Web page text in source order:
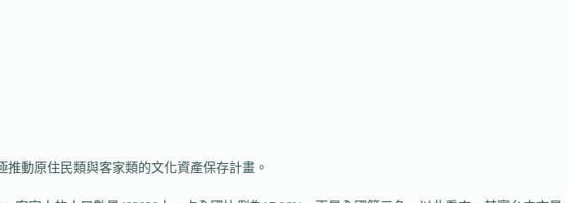
動原住民類與客家類的文化資產保存計畫。